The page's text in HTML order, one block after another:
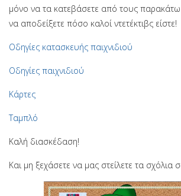
μόνο να τα κατεβάσετε από τους
να αποδείξετε πόσο καλοί ντετέκτιβς είστε!
Οδηγίες κατασκευής παιχνιδιού
Οδηγίες παιχνιδιού
Κάρτες
Ταμπλό
Καλή διασκέδαση!
Και μη ξεχάσετε να μας στείλετε τα σχόλια